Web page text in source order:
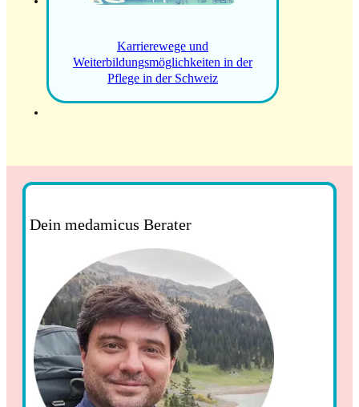
Karrierewege und
Weiterbildungsmöglichkeiten in der
Pflege in der Schweiz
Dein medamicus Berater